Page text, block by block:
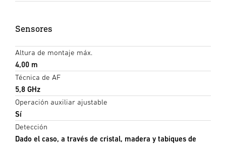
Sensores
Altura de montaje máx.
4,00 m
Técnica de AF
5,8 GHz
Operación auxiliar ajustable
Sí
Detección
Dado el caso, a través de cristal, madera y tabiques de